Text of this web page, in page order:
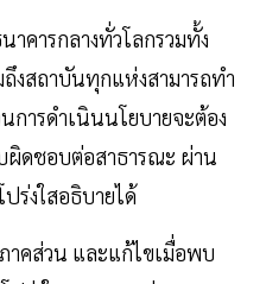
าคารกลางทั่วโลกรวมทั้ง
งสถาบันทุกแห่งสามารถทำ
การดำเนินนโยบายจะต้อง
ผิดชอบต่อสาธารณะ ผ่าน
ร่งใสอธิบายได้
คส่วน และแก้ไขเมื่อพบ